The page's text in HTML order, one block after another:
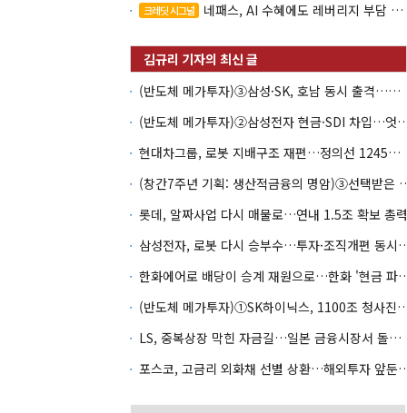
크레딧 시그널 네패스, AI 수혜에도 레버리지 부담 여전
(반도체 메가투자)③삼성·SK, 호남 동시 출격…인력·협력사 쟁탈전
(반도체 메가투자)②삼성전자 현금
현대차그룹, 로봇 지배구조 재편…정의선 1245억 추가 투입 유력
(창간7주년 기획: 생산적
롯데, 알짜사업 다시 매물로…연내 1.5조 확보 총력
삼성전자, 로봇 다시 승
한화에어로 배당이 승계 재
(반도체 메가투자)①SK하이닉스,
LS, 중복상장 막힌 자금길…일본 금융시장서 돌파구 찾나
포스코, 고금리 외화채